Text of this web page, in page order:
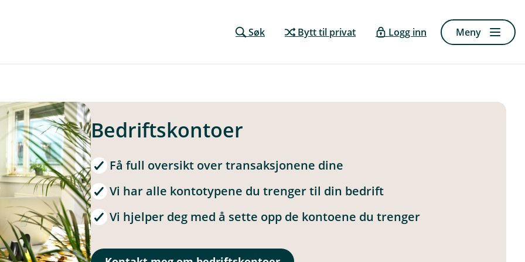
Søk Bytt til privat Logg inn Meny
Bedriftskontoer
Få full oversikt over transaksjonene dine
Vi har alle kontotypene du trenger til din bedrift
Vi hjelper deg med å sette opp de kontoene du trenger